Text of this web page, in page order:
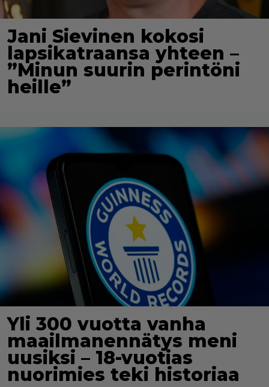
Jani Sievinen kokosi
lapsikatraansa yhteen –
”Minun suurin perintöni
heille”
Yli 300 vuotta vanha
maailmanennätys meni
uusiksi – 18-vuotias
nuorimies teki historiaa